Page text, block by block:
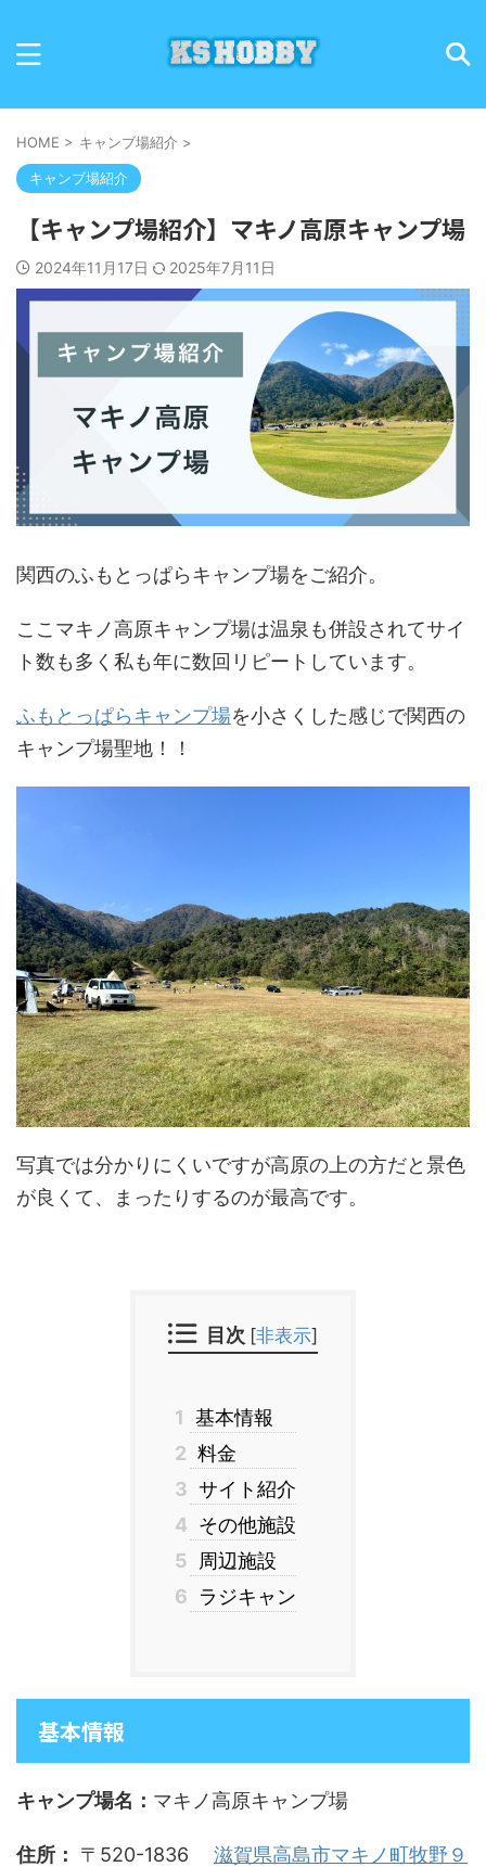
HOME > キャンブ場紹介 >
キャンブ場紹介
【キャンプ場紹介】マキノ高原キャンプ場
2024年11月17日 2025年7月11日
関西のふもとっぱらキャンプ場をご紹介。
ここマキノ高原キャンプ場は温泉も併設されてサイ
ト数も多く私も年に数回リピートしています。
ふもとっぱらキャンプ場を小さくした感じで関西の
キャンプ場聖地！！
写真では分かりにくいですが高原の上の方だと景色
が良くて、まったりするのが最高です。
目次 [非表示]
1 基本情報
2 料金
3 サイト紹介
4 その他施設
5
周辺施設
6
ラジキャン
基本情報
キャンプ場名： マキノ高原キャンプ場
住所： 〒520-1836 滋賀県高島市マキノ町牧野９